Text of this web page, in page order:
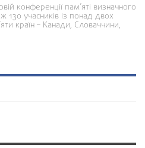
конференції пам’яті визначного
130 учасників із понад двох
країн – Канади, Словаччини,